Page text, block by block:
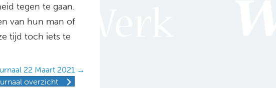
tegen te gaan.
van hun man of
tijd toch iets te
22 Maart 2021 →
overzicht